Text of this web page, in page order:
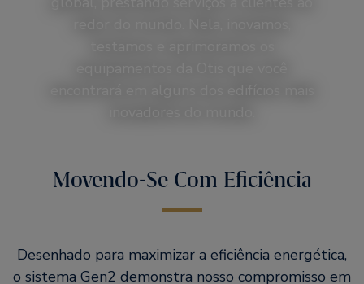
Movendo-Se Com Eficiência
Desenhado para maximizar a eficiência energética,
o sistema Gen2 demonstra nosso compromisso em